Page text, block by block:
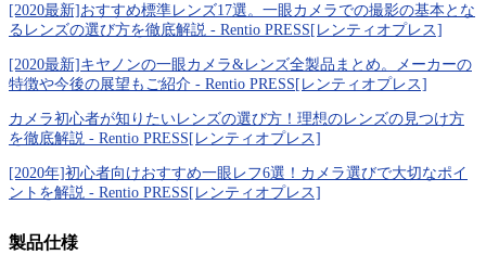
[2020最新]おすすめ標準レンズ17選。一眼カメラでの撮影の基本とな
るレンズの選び方を徹底解説 - Rentio PRESS[レンティオプレス]
[2020最新]キヤノンの一眼カメラ&レンズ全製品まとめ。メーカーの
特徴や今後の展望もご紹介 - Rentio PRESS[レンティオプレス]
カメラ初心者が知りたいレンズの選び方！理想のレンズの見つけ方
を徹底解説 - Rentio PRESS[レンティオプレス]
[2020年]初心者向けおすすめ一眼レフ6選！カメラ選びで大切なポイ
ントを解説 - Rentio PRESS[レンティオプレス]
製品仕様